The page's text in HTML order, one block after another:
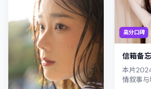
高分口碑
信箱备
本片
情叙事